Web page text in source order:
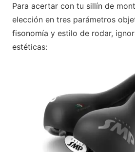
Para acertar con tu sillín de
elección en tres parámetros
fisonomía y estilo de rodar,
estéticas: